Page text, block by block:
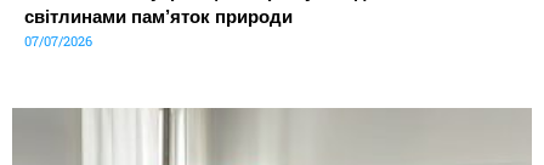
світлинами пам’яток природи
07/07/2026